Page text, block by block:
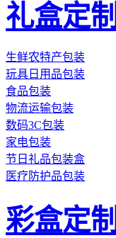
礼盒定制
生鲜农特产包装
玩具日用品包装
食品包装
物流运输包装
数码3C包装
家电包装
节日礼品包装盒
医疗防护品包装
彩盒定制